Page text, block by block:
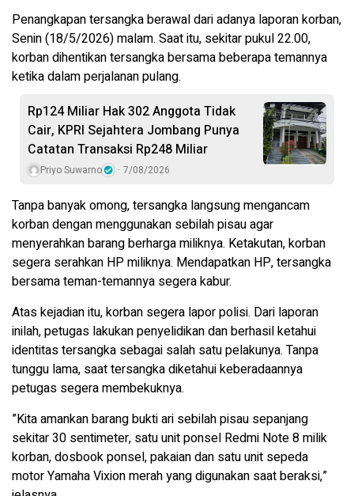
Penangkapan tersangka berawal dari adanya laporan korban,
Senin (18/5/2026) malam. Saat itu, sekitar pukul 22.00,
korban dihentikan tersangka bersama beberapa temannya
ketika dalam perjalanan pulang.
Rp124 Miliar Hak 302 Anggota Tidak
Cair, KPRI Sejahtera Jombang Punya
Catatan Transaksi Rp248 Miliar
Priyo Suwarno 7/08/2026
Tanpa banyak omong, tersangka langsung mengancam
korban dengan menggunakan sebilah pisau agar
menyerahkan barang berharga miliknya. Ketakutan, korban
segera serahkan HP miliknya. Mendapatkan HP, tersangka
bersama teman-temannya segera kabur.
Atas kejadian itu, korban segera lapor polisi. Dari laporan
inilah, petugas lakukan penyelidikan dan berhasil ketahui
identitas tersangka sebagai salah satu pelakunya. Tanpa
tunggu lama, saat tersangka diketahui keberadaannya
petugas segera membekuknya.
”Kita amankan barang bukti ari sebilah pisau sepanjang
sekitar 30 sentimeter, satu unit ponsel Redmi Note 8 milik
korban, dosbook ponsel, pakaian dan satu unit sepeda
motor Yamaha Vixion merah yang digunakan saat beraksi,”